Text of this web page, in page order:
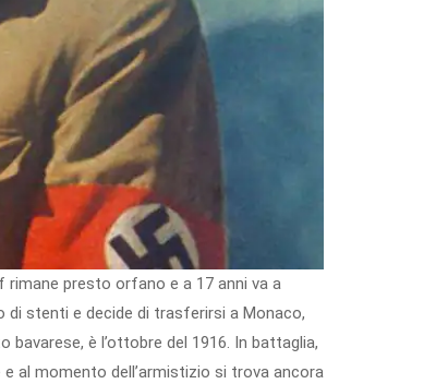
rimane presto orfano e a 17 anni va a
di stenti e decide di trasferirsi a Monaco,
è l’ottobre del 1916. In battaglia,
al momento dell’armistizio si trova ancora